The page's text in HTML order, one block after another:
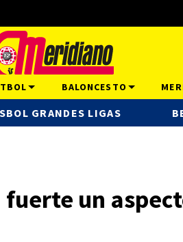
un
GRANDES LIGAS
BALONCESTO